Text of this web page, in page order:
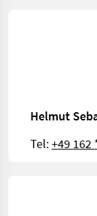
Helmut
Tel:+49